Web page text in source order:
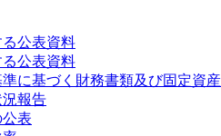
公表資料
公表資料
に基づく財務書類及び固定資
報告
表